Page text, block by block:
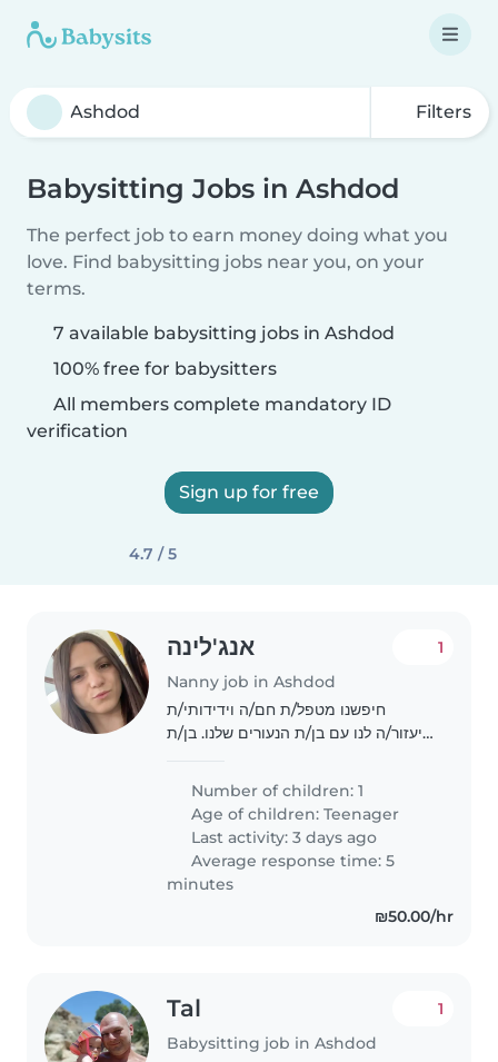
Filters
Babysitting Jobs in Ashdod
The perfect job to earn money doing what you
love. Find babysitting jobs near you, on your
terms.
7 available babysitting jobs in Ashdod
100% free for babysitters
All members complete mandatory ID
verification
Sign up for free
4.7 / 5
אנג'לינה
Nanny job in Ashdod
1
חיפשנו מטפל/ת חם/ה וידידותי/ת
שיעזור/ה לנו עם בן/ת הנעורים שלנו. בן/ת
וידידותי/ת. אנחנו צריכים מטפל/ת
שיהיה/ה נוח/ה לעזור בשיעורי בית. אנו
מקווים למצוא..
Number of children: 1
Age of children:Teenager
Last activity: 3 days ago
Average response time: 5
minutes
₪50.00/hr
Tal
Babysitting job in Ashdod
1